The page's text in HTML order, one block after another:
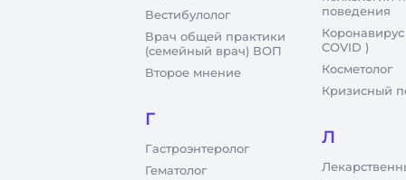
Вестибулолог
Врач общей практики
(семейный врач) ВОП
Второе мнение
Г
Гастроэнтеролог
Гематолог
поведения
COVID )
Косметолог
Кризисный
Л